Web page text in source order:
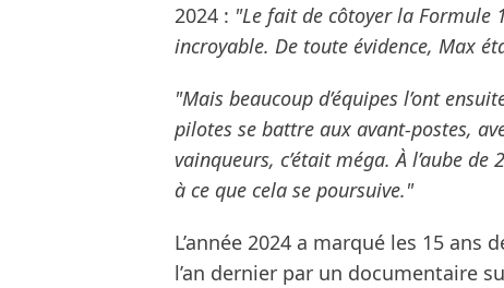
2024 : "Le fait de côtoyer la Formule
incroyable. De toute évidence, Max
"Mais beaucoup d’équipes l’ont
pilotes se battre aux avant-postes,
vainqueurs, c’était méga. À l’aube
à ce que cela se poursuive."
L’année 2024 a marqué les 15
l’an dernier par un documentaire